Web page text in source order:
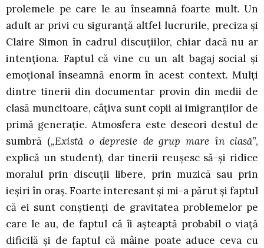
prolemele pe care le au înseamnă foarte mult. Un
adult ar privi cu siguranță altfel lucrurile, preciza și
Claire Simon în cadrul discuțiilor, chiar dacă nu ar
intenționa. Faptul că vine cu un alt bagaj social și
emoțional înseamnă enorm în acest context. Mulți
dintre tinerii din documentar provin din medii de
clasă muncitoare, câțiva sunt copii ai imigranților de
primă generație. Atmosfera este deseori destul de
sumbră („Există o depresie de grup mare în clasă”,
explică un student), dar tinerii reușesc să-și ridice
moralul prin discuții libere, prin muzică sau prin
ieșiri în oraș. Foarte interesant și mi-a părut și faptul
că ei sunt conștienți de gravitatea problemelor pe
care le au, de faptul că îi așteaptă probabil o viață
dificilă și de faptul că mâine poate aduce ceva cu